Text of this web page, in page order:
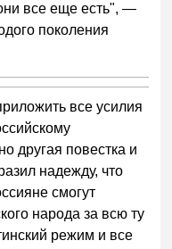
все еще есть", —
поколения
все усилия
другая повестка и
надежду, что
смогут
народа за всю ту
режим и все